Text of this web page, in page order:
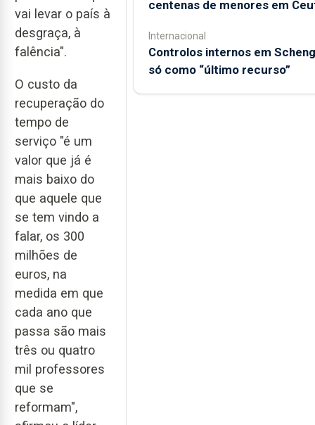
vai levar o país à
desgraça, à
falência".
O custo da
recuperação do
tempo de
serviço "é um
valor que já é
mais baixo do
que aquele que
se tem vindo a
falar, os 300
milhões de
euros, na
medida em que
cada ano que
passa são mais
três ou quatro
mil professores
que se
reformam",
centenas de menores em
Internacional
Controlos internos em
só como “último recurso”